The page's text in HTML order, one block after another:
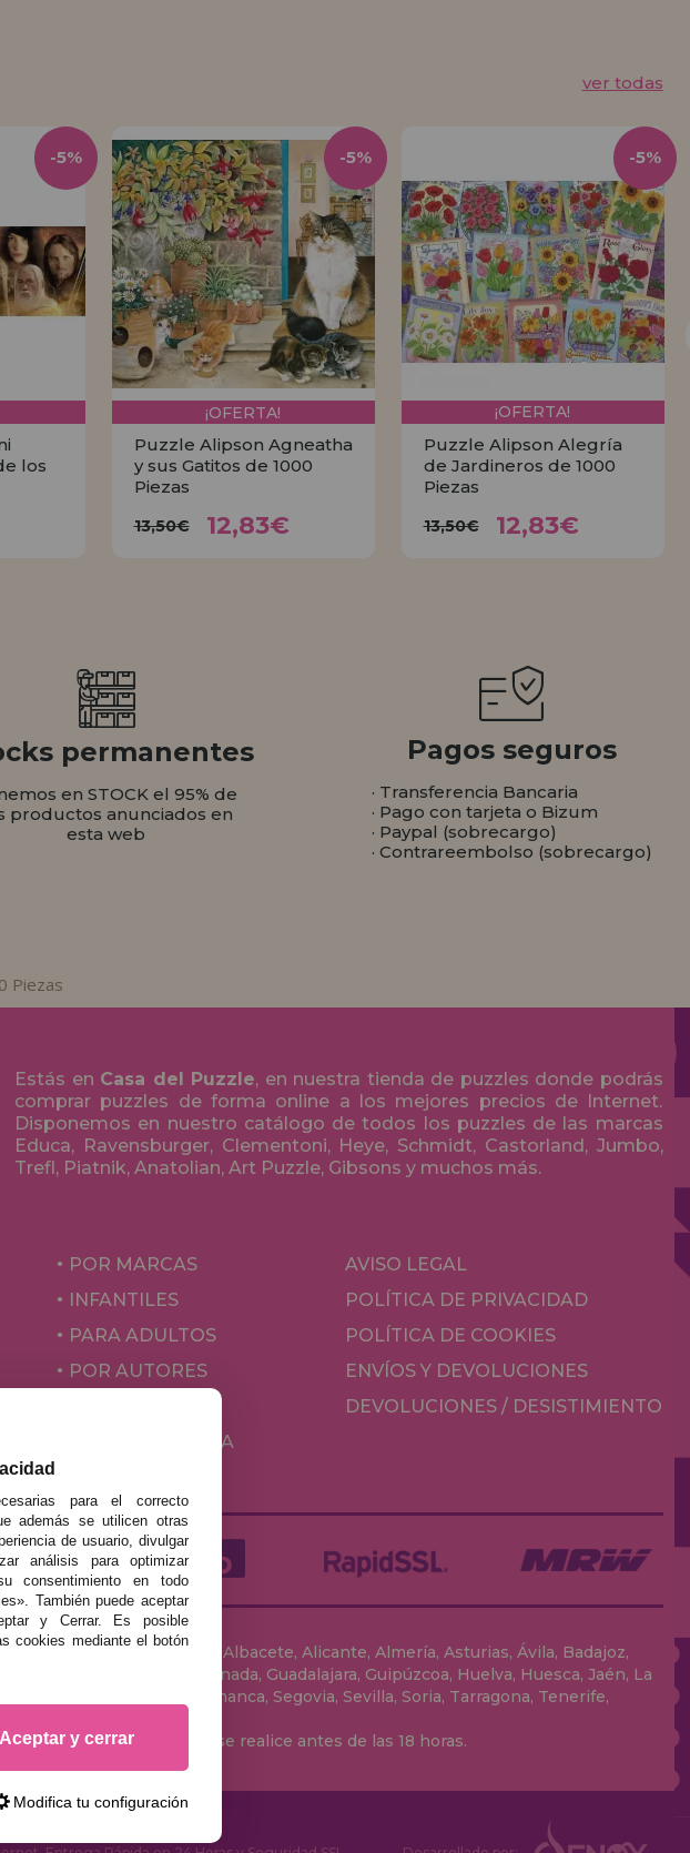
ver todas
los
-5%
¡OFERTA!
Puzzle Alipson Agneatha
y sus Gatitos de 1000
Piezas
13,50€ 12,83€
-5%
¡OFERTA!
Puzzle Alipson Alegría
de Jardineros de 1000
Piezas
13,50€ 12,83€
-5%
permanentes
en STOCK el 95% de
productos anunciados en
esta web
Pagos seguros
· Transferencia Bancaria
· Pago con tarjeta o Bizum
· Paypal (sobrecargo)
· Contrareembolso (sobrecargo)
Piezas
Estás en Casa del Puzzle, en nuestra tienda de puzzles donde podrás
comprar puzzles de forma online a los mejores precios de Internet.
Disponemos en nuestro catálogo de todos los puzzles de las marcas
Educa, Ravensburger, Clementoni, Heye, Schmidt, Castorland, Jumbo,
Trefl, Piatnik, Anatolian, Art Puzzle, Gibsons y muchos más.
POR MARCAS
INFANTILES
PARA ADULTOS
POR AUTORES
JUEGOS DE MESA
AVISO LEGAL
POLÍTICA DE PRIVACIDAD
POLÍTICA DE COOKIES
ENVÍOS Y DEVOLUCIONES
DEVOLUCIONES / DESISTIMIENTO
territorio español: Álava, Albacete, Alicante, Almería, Asturias, Ávila, Badajoz,
Cuenca, Gerona, Granada, Guadalajara, Guipúzcoa, Huelva, Huesca, Jaén, La
Pontevedra, Salamanca, Segovia, Sevilla, Soria, Tarragona, Tenerife,
y cuando el pedido se realice antes de las 18 horas.
para el correcto
además se utilicen otras
de usuario, divulgar
análisis para optimizar
consentimiento en todo
También puede aceptar
y Cerrar. Es posible
cookies mediante el botón
Aceptar y cerrar
Modifica tu configuración